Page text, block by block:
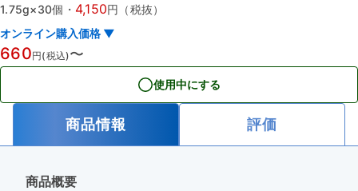
1.75g×30個 ・ 4,150円（税抜）
オンライン購入価格 ▼
660円(税込)〜
使用中にする
商品情報 評価
商品概要